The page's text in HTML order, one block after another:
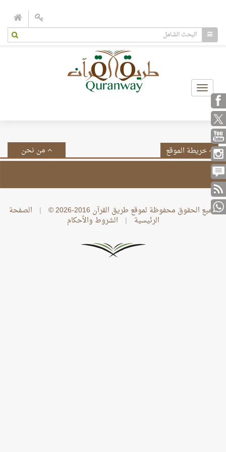
Toggle
navigation
من نحن خريطة الموقع
جميع الحقوق محفوظة لموقع طريق القرآن 2016-2026 © | الصفحة
الرئيسية | الشروط والأحكام